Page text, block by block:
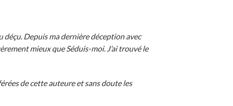
déçu. Depuis ma dernière déception avec
mieux que Séduis-moi. J’ai trouvé le
de cette auteure et sans doute les